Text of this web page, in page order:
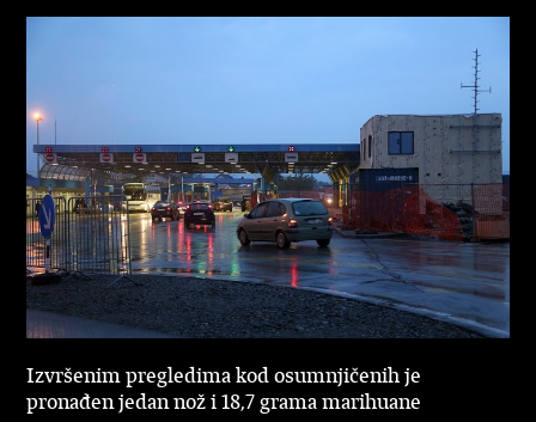
Izvršenim pregledima kod osumnjičenih je
pronađen jedan nož i 18,7 grama marihuane